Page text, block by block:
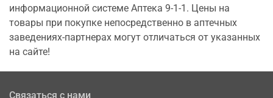
информационной системе Аптека 9-1-1. Цены на
товары при покупке непосредственно в аптечных
заведениях-партнерах могут отличаться от указанных
на сайте!
Связаться с нами